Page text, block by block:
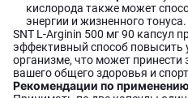
кислорода также может
энергии и жизненного тонуса.
SNT L-Arginin 500 мг 90 капсул
эффективный способ повысить
организме, что может
вашего общего здоровья и
Рекомендации по